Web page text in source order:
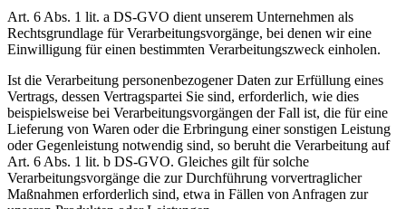
Art. 6 Abs. 1 lit. a DS-GVO dient unserem Unternehmen als
Rechtsgrundlage für Verarbeitungsvorgänge, bei denen wir eine
Einwilligung für einen bestimmten Verarbeitungszweck einholen.
Ist die Verarbeitung personenbezogener Daten zur Erfüllung eines
Vertrags, dessen Vertragspartei Sie sind, erforderlich, wie dies
beispielsweise bei Verarbeitungsvorgängen der Fall ist, die für eine
Lieferung von Waren oder die Erbringung einer sonstigen Leistung
oder Gegenleistung notwendig sind, so beruht die Verarbeitung auf
Art. 6 Abs. 1 lit. b DS-GVO. Gleiches gilt für solche
Verarbeitungsvorgänge die zur Durchführung vorvertraglicher
Maßnahmen erforderlich sind, etwa in Fällen von Anfragen zur